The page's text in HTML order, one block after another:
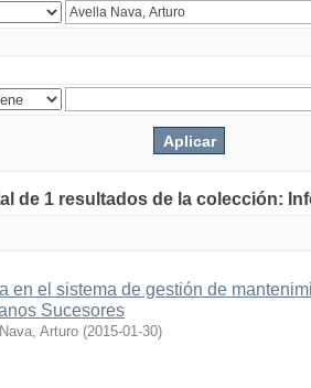
de 1 resultados de la colección:
en el sistema de gestión de
Sucesores
Arturo (2015-01-30)